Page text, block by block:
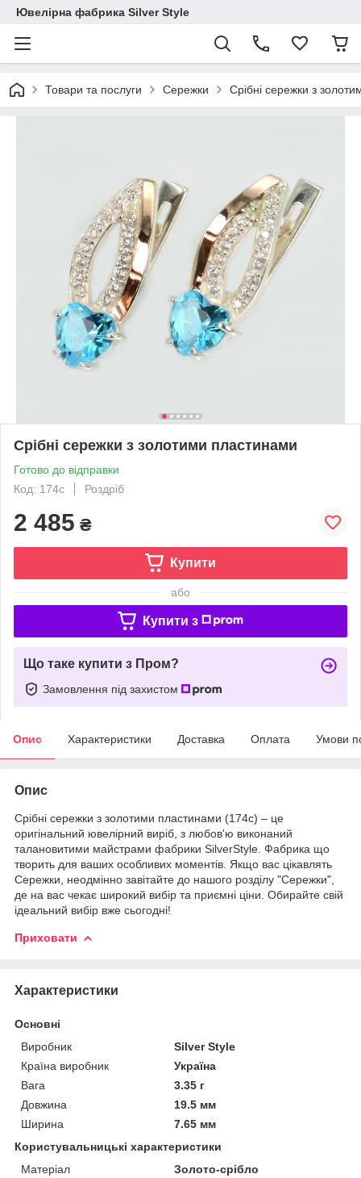
Ювелірна фабрика Silver Style
Товари та послуги Сережки Срібні сережки з
Срібні сережки з золотими пластинами
Готово до відправки
Код: 174с
Роздріб
2 485 ₴
Купити
або
Купити з
Що таке купити з Пром?
Замовлення під захистом
Опис Характеристики Доставка Оплата Умови
Опис
Срібні сережки з золотими пластинами (174с) – це
оригінальний ювелірний виріб, з любов'ю виконаний
талановитими майстрами фабрики SilverStyle. Фабрика що
творить для ваших особливих моментів. Якщо вас цікавлять
Сережки, неодмінно завітайте до нашого розділу "Сережки",
де на вас чекає широкий вибір та приємні ціни. Обирайте свій
ідеальний вибір вже сьогодні!
Приховати
Характеристики
Основні
Виробник
Silver Style
Країна виробник
Україна
Вага
3.35 г
Довжина
19.5 мм
Ширина
7.65 мм
Користувальницькі характеристики
Матеріал
Золото-срібло